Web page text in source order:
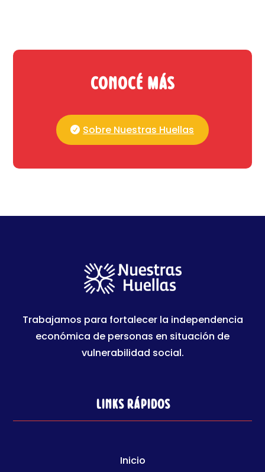
Conocé más
Sobre Nuestras Huellas
Trabajamos para fortalecer la independencia
económica de personas en situación de
vulnerabilidad social.
Links rápidos
Inicio